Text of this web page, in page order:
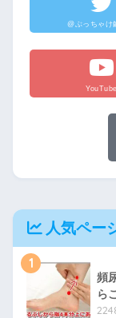
@ぶっちゃけ
YouTube
人気ペー
1
頻
ら